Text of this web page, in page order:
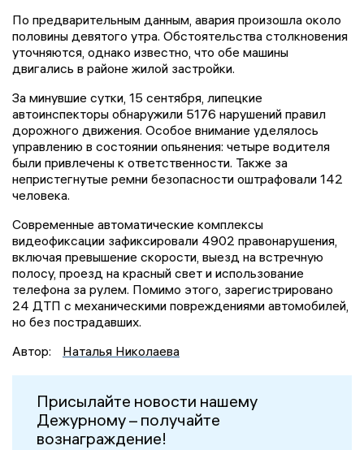
По предварительным данным, авария произошла около
половины девятого утра. Обстоятельства столкновения
уточняются, однако известно, что обе машины
двигались в районе жилой застройки.
За минувшие сутки, 15 сентября, липецкие
автоинспекторы обнаружили 5176 нарушений правил
дорожного движения. Особое внимание уделялось
управлению в состоянии опьянения: четыре водителя
были привлечены к ответственности. Также за
непристегнутые ремни безопасности оштрафовали 142
человека.
Современные автоматические комплексы
видеофиксации зафиксировали 4902 правонарушения,
включая превышение скорости, выезд на встречную
полосу, проезд на красный свет и использование
телефона за рулем. Помимо этого, зарегистрировано
24 ДТП с механическими повреждениями автомобилей,
но без пострадавших.
Автор:
Наталья Николаева
Присылайте новости нашему
Дежурному – получайте
вознаграждение!